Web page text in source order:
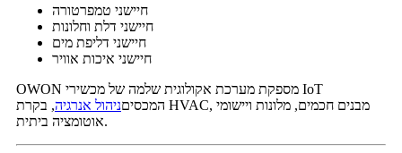
חיישני טמפרטורה
חיישני דלת וחלונות
חיישני דליפת מים
חיישני איכות אוויר
OWON מספקת מערכת אקולוגית שלמה של מכשירי IoT
המכסיםניהול אנרגיה, בקרת HVAC, מבנים חכמים, מלונות ויישומי
אוטומציה ביתית.